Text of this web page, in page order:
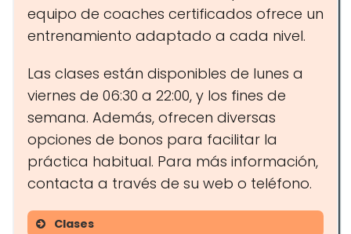
equipo de coaches certificados ofrece un
entrenamiento adaptado a cada nivel.
Las clases están disponibles de lunes a
viernes de 06:30 a 22:00, y los fines de
semana. Además, ofrecen diversas
opciones de bonos para facilitar la
práctica habitual. Para más información,
contacta a través de su web o teléfono.
Clases